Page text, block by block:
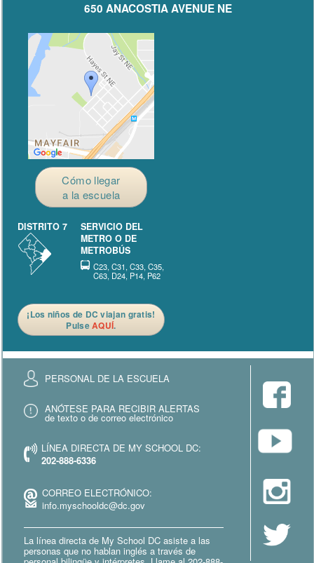
650 ANACOSTIA AVENUE NE
Cómo llegar
a la escuela
DISTRITO 7
SERVICIO DEL
METRO O DE
METROBÚS
C23, C31, C33, C35,
C63, D24, P14, P62
¡Los niños de DC viajan gratis!
PulseAQUÍ.
PERSONAL DE LA ESCUELA
ANÓTESE PARA RECIBIR ALERTAS
de texto o de correo electrónico
LÍNEA DIRECTA DE MY SCHOOL DC:
202-888-6336
CORREO ELECTRÓNICO:
info.myschooldc@dc.gov
La línea directa de My School DC asiste a las
personas que no hablan inglés a través de